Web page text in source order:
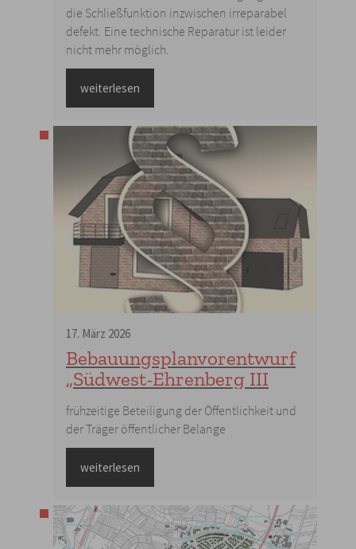
die Schließfunktion inzwischen irreparabel
defekt. Eine technische Reparatur ist leider
nicht mehr möglich.
weiterlesen
17. März 2026
Bebauungsplanvorentwurf
„Südwest-Ehrenberg III
frühzeitige Beteiligung der Öffentlichkeit und
der Träger öffentlicher Belange
weiterlesen